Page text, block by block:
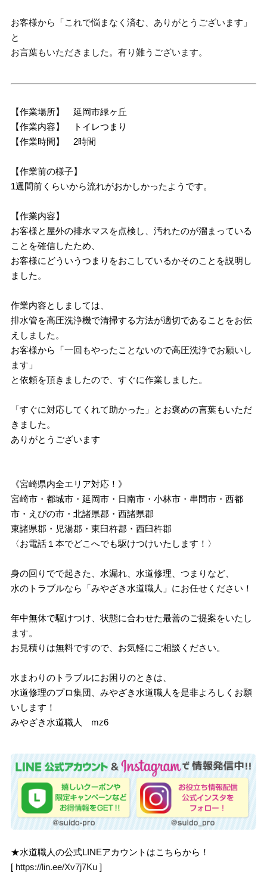
お客様から「これで悩まなく済む、ありがとうございます」
と
お言葉もいただきました。有り難うございます。
【作業場所】 延岡市緑ヶ丘
【作業内容】 トイレつまり
【作業時間】 2時間
【作業前の様子】
1週間前くらいから流れがおかしかったようです。
【作業内容】
お客様と屋外の排水マスを点検し、汚れたのが溜まっている
ことを確信したため、
お客様にどういうつまりをおこしているかそのことを説明し
ました。
作業内容としましては、
排水管を高圧洗浄機で清掃する方法が適切であることをお伝
えしました。
お客様から「一回もやったことないので高圧洗浄でお願いし
ます」
と依頼を頂きましたので、すぐに作業しました。
「すぐに対応してくれて助かった」とお褒めの言葉もいただ
きました。
ありがとうございます
《宮崎県内全エリア対応！》
宮崎市・都城市・延岡市・日南市・小林市・串間市・西都
市・えびの市・北諸県郡・西諸県郡
東諸県郡・児湯郡・東臼杵郡・西臼杵郡
〈お電話１本でどこへでも駆けつけいたします！〉
身の回りでで起きた、水漏れ、水道修理、つまりなど、
水のトラブルなら「みやざき水道職人」にお任せください！
年中無休で駆けつけ、状態に合わせた最善のご提案をいたし
ます。
お見積りは無料ですので、お気軽にご相談ください。
水まわりのトラブルにお困りのときは、
水道修理のプロ集団、みやざき水道職人を是非よろしくお願
いします！
みやざき水道職人 mz6
★水道職人の公式LINEアカウントはこちらから！
[ https://lin.ee/Xv7j7Ku ]